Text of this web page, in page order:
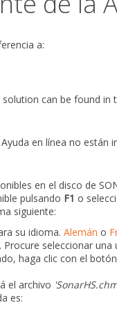
a:
solution can be found in
en línea no están
en el disco de
pulsando F1 o
siguiente:
su idioma. Alemán o
Procure seleccionar
haga clic con el
el archivo
es: